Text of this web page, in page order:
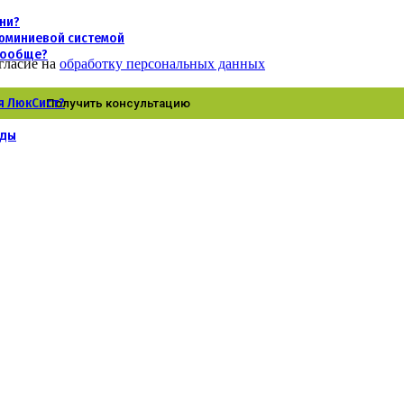
системой
ЛюкСист?
на обработку персональных данных
в России